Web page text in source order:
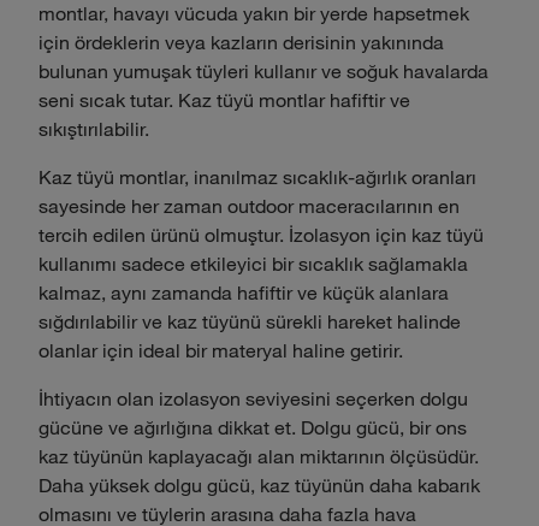
montlar, havayı vücuda yakın bir yerde hapsetmek
için ördeklerin veya kazların derisinin yakınında
bulunan yumuşak tüyleri kullanır ve soğuk havalarda
seni sıcak tutar. Kaz tüyü montlar hafiftir ve
sıkıştırılabilir.
Kaz tüyü montlar, inanılmaz sıcaklık-ağırlık oranları
sayesinde her zaman outdoor maceracılarının en
tercih edilen ürünü olmuştur. İzolasyon için kaz tüyü
kullanımı sadece etkileyici bir sıcaklık sağlamakla
kalmaz, aynı zamanda hafiftir ve küçük alanlara
sığdırılabilir ve kaz tüyünü sürekli hareket halinde
olanlar için ideal bir materyal haline getirir.
İhtiyacın olan izolasyon seviyesini seçerken dolgu
gücüne ve ağırlığına dikkat et. Dolgu gücü, bir ons
kaz tüyünün kaplayacağı alan miktarının ölçüsüdür.
Daha yüksek dolgu gücü, kaz tüyünün daha kabarık
olmasını ve tüylerin arasına daha fazla hava